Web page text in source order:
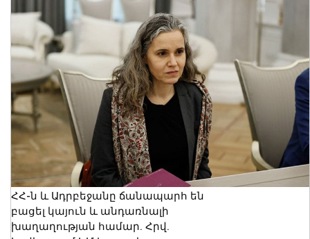
ՀՀ-ն և Ադրբեջանը ճանապարհ են
բացել կայուն և անդառնալի
խաղաղության համար. Հրվ.